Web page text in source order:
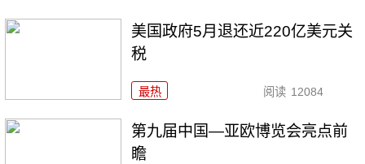
美国政府5月退还近220亿美元关
税
最热 阅读 12084
第九届中国—亚欧博览会亮点前
瞻